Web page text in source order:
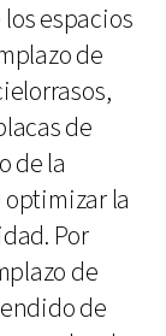
espacios
de
de
de la
la
Por
de
de